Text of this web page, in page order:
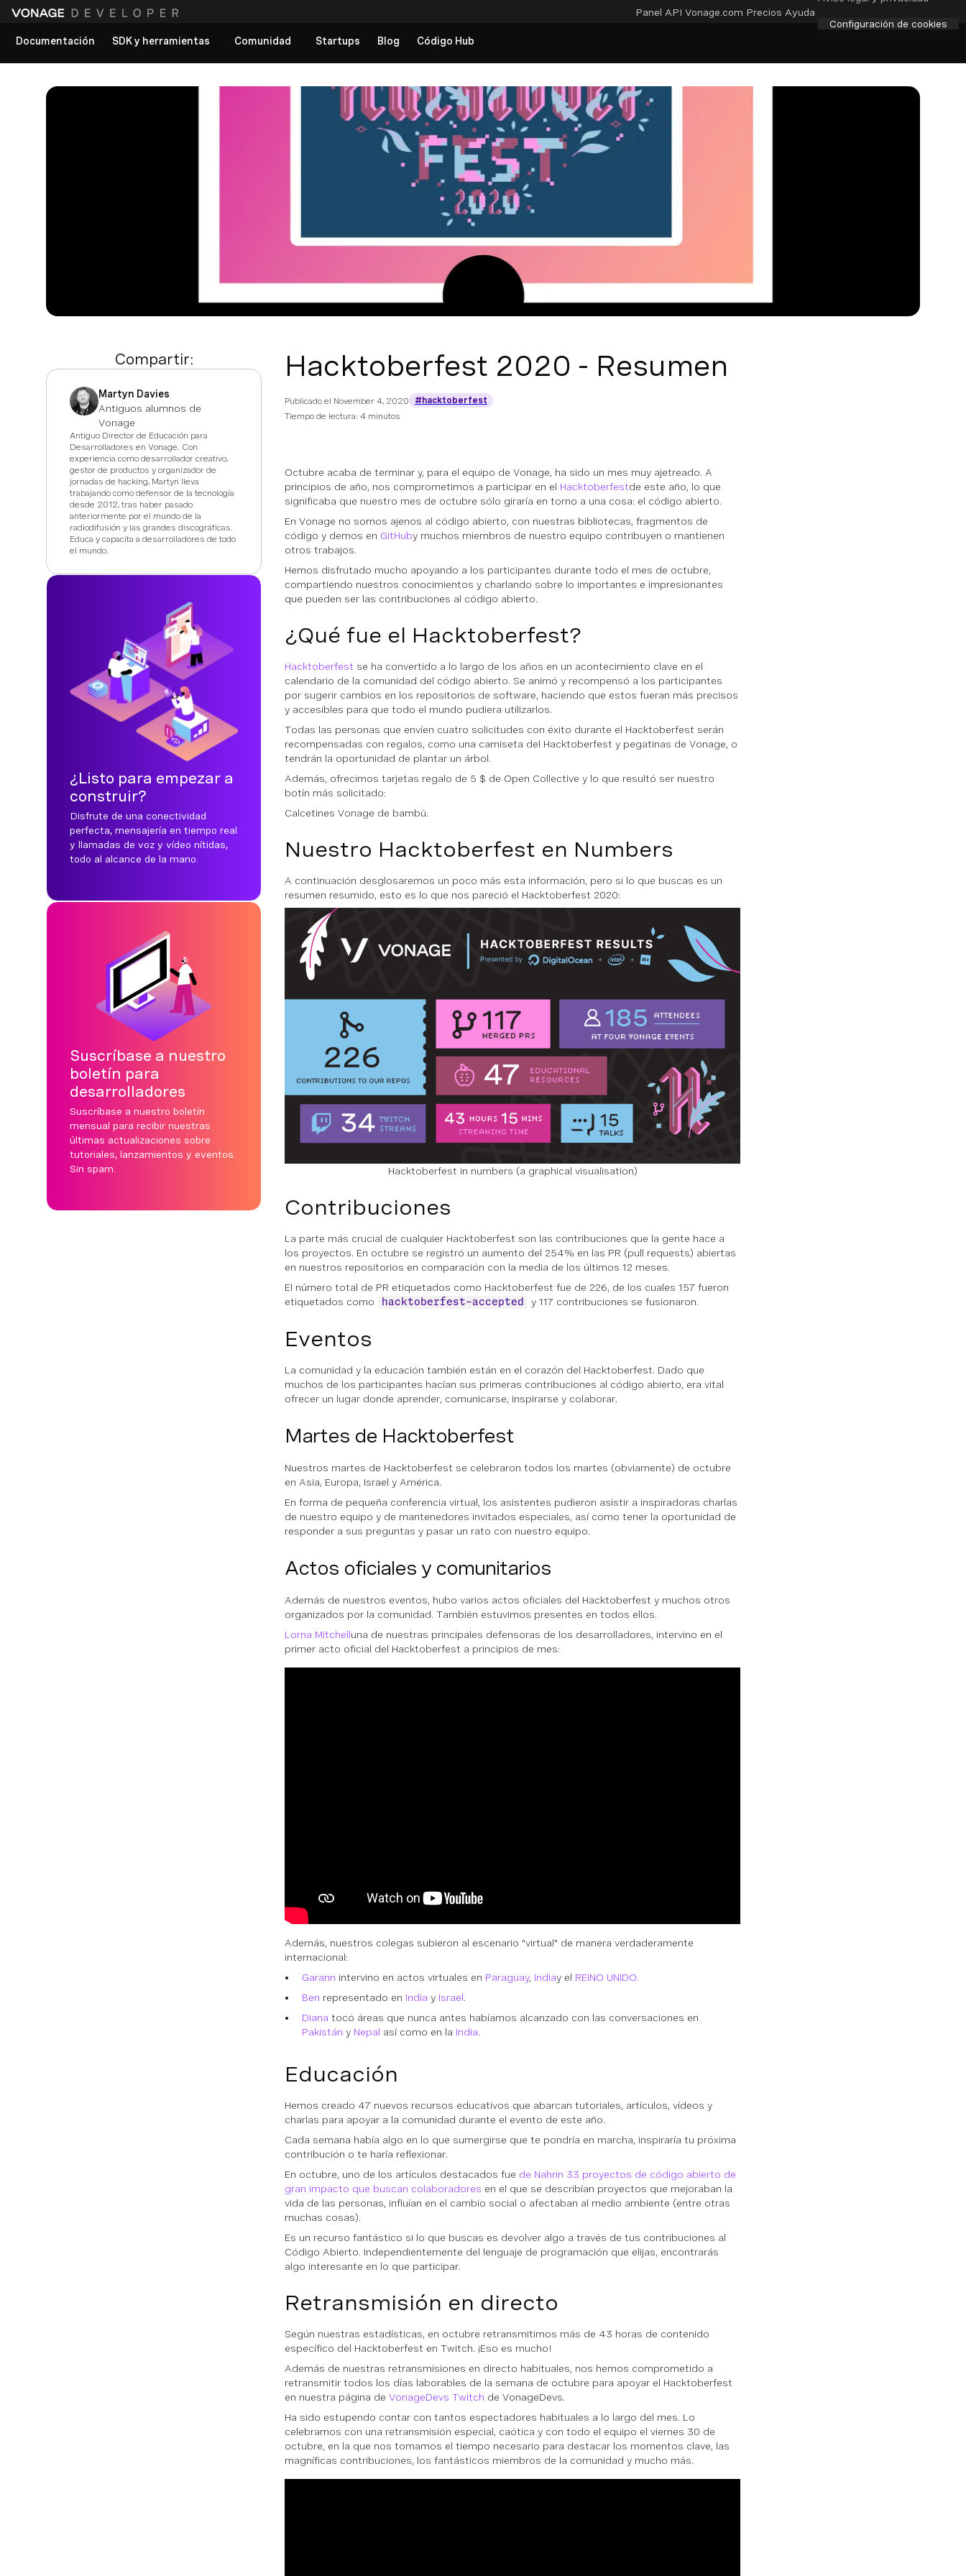
Panel API Vonage.com Precios Ayuda
Configuración de cookies
Documentación
SDK y herramientas Comunidad Startups Blog Código Hub
Compartir:
Martyn Davies
Antiguos alumnos de
Vonage
Antiguo Director de Educación para
Desarrolladores en Vonage. Con
experiencia como desarrollador creativo,
gestor de productos y organizador de
jornadas de hacking, Martyn lleva
trabajando como defensor de la tecnología
desde 2012, tras haber pasado
anteriormente por el mundo de la
radiodifusión y las grandes discográficas.
Educa y capacita a desarrolladores de todo
el mundo.
¿Listo para empezar a
construir?
Disfrute de una conectividad
perfecta, mensajería en tiempo real
y llamadas de voz y vídeo nítidas,
todo al alcance de la mano.
Suscríbase a nuestro
boletín para
desarrolladores
Suscríbase a nuestro boletín
mensual para recibir nuestras
últimas actualizaciones sobre
tutoriales, lanzamientos y eventos.
Sin spam.
Hacktoberfest 2020 - Resumen
Publicado el November 4, 2020
#hacktoberfest
Tiempo de lectura: 4 minutos
Octubre acaba de terminar y, para el equipo de Vonage, ha sido un mes muy ajetreado. A
principios de año, nos comprometimos a participar en el Hacktoberfestde este año, lo que
significaba que nuestro mes de octubre sólo giraría en torno a una cosa: el código abierto.
En Vonage no somos ajenos al código abierto, con nuestras bibliotecas, fragmentos de
código y demos en GitHuby muchos miembros de nuestro equipo contribuyen o mantienen
otros trabajos.
Hemos disfrutado mucho apoyando a los participantes durante todo el mes de octubre,
compartiendo nuestros conocimientos y charlando sobre lo importantes e impresionantes
que pueden ser las contribuciones al código abierto.
¿Qué fue el Hacktoberfest?
Hacktoberfest se ha convertido a lo largo de los años en un acontecimiento clave en el
calendario de la comunidad del código abierto. Se animó y recompensó a los participantes
por sugerir cambios en los repositorios de software, haciendo que estos fueran más precisos
y accesibles para que todo el mundo pudiera utilizarlos.
Todas las personas que envíen cuatro solicitudes con éxito durante el Hacktoberfest serán
recompensadas con regalos, como una camiseta del Hacktoberfest y pegatinas de Vonage, o
tendrán la oportunidad de plantar un árbol.
Además, ofrecimos tarjetas regalo de 5 $ de Open Collective y lo que resultó ser nuestro
botín más solicitado:
Calcetines Vonage de bambú.
Nuestro Hacktoberfest en Numbers
A continuación desglosaremos un poco más esta información, pero si lo que buscas es un
resumen resumido, esto es lo que nos pareció el Hacktoberfest 2020:
Hacktoberfest in numbers (a graphical visualisation)
Contribuciones
La parte más crucial de cualquier Hacktoberfest son las contribuciones que la gente hace a
los proyectos. En octubre se registró un aumento del 254% en las PR (pull requests) abiertas
en nuestros repositorios en comparación con la media de los últimos 12 meses.
El número total de PR etiquetados como Hacktoberfest fue de 226, de los cuales 157 fueron
etiquetados como
hacktoberfest-accepted y 117 contribuciones se fusionaron.
Eventos
La comunidad y la educación también están en el corazón del Hacktoberfest. Dado que
muchos de los participantes hacían sus primeras contribuciones al código abierto, era vital
ofrecer un lugar donde aprender, comunicarse, inspirarse y colaborar.
Martes de Hacktoberfest
Nuestros martes de Hacktoberfest se celebraron todos los martes (obviamente) de octubre
en Asia, Europa, Israel y América.
En forma de pequeña conferencia virtual, los asistentes pudieron asistir a inspiradoras charlas
de nuestro equipo y de mantenedores invitados especiales, así como tener la oportunidad de
responder a sus preguntas y pasar un rato con nuestro equipo.
Actos oficiales y comunitarios
Además de nuestros eventos, hubo varios actos oficiales del Hacktoberfest y muchos otros
organizados por la comunidad. También estuvimos presentes en todos ellos.
Lorna Mitchelluna de nuestras principales defensoras de los desarrolladores, intervino en el
primer acto oficial del Hacktoberfest a principios de mes:
Además, nuestros colegas subieron al escenario "virtual" de manera verdaderamente
internacional:
Garann intervino en actos virtuales en Paraguay, Indiay el REINO UNIDO.
Ben representado en India y Israel.
Diana tocó áreas que nunca antes habíamos alcanzado con las conversaciones en
Pakistán y Nepal así como en la India.
Educación
Hemos creado 47 nuevos recursos educativos que abarcan tutoriales, artículos, vídeos y
charlas para apoyar a la comunidad durante el evento de este año.
Cada semana había algo en lo que sumergirse que te pondría en marcha, inspiraría tu próxima
contribución o te haría reflexionar.
En octubre, uno de los artículos destacados fue de Nahrin 33 proyectos de código abierto de
gran impacto que buscan colaboradores en el que se describían proyectos que mejoraban la
vida de las personas, influían en el cambio social o afectaban al medio ambiente (entre otras
muchas cosas).
Es un recurso fantástico si lo que buscas es devolver algo a través de tus contribuciones al
Código Abierto. Independientemente del lenguaje de programación que elijas, encontrarás
algo interesante en lo que participar.
Retransmisión en directo
Según nuestras estadísticas, en octubre retransmitimos más de 43 horas de contenido
específico del Hacktoberfest en Twitch. ¡Eso es mucho!
Además de nuestras retransmisiones en directo habituales, nos hemos comprometido a
retransmitir todos los días laborables de la semana de octubre para apoyar el Hacktoberfest
en nuestra página de VonageDevs Twitch de VonageDevs.
Ha sido estupendo contar con tantos espectadores habituales a lo largo del mes. Lo
celebramos con una retransmisión especial, caótica y con todo el equipo el viernes 30 de
octubre, en la que nos tomamos el tiempo necesario para destacar los momentos clave, las
magníficas contribuciones, los fantásticos miembros de la comunidad y mucho más.